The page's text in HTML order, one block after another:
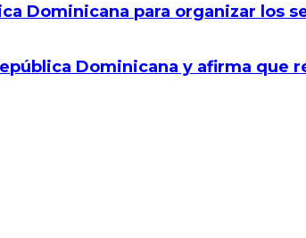
Dominicana para organizar los
Dominicana y afirma que